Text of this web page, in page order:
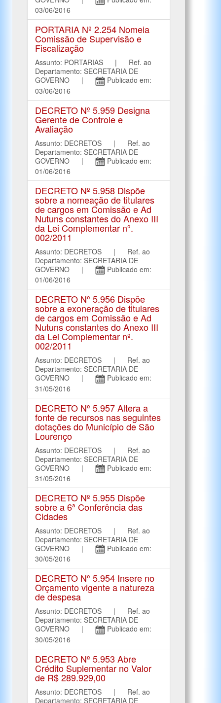
03/06/2016
PORTARIA Nº 2.254 Nomeia
Comissão de Supervisão e
Fiscalização
Assunto: PORTARIAS | Ref. ao
Departamento: SECRETARIA DE
GOVERNO |
Publicado em:
03/06/2016
DECRETO Nº 5.959 Designa
Gerente de Controle e
Avaliação
Assunto: DECRETOS | Ref. ao
Departamento: SECRETARIA DE
GOVERNO |
Publicado em:
01/06/2016
DECRETO Nº 5.958 Dispõe
sobre a nomeação de titulares
de cargos em Comissão e Ad
Nutuns constantes do Anexo III
da Lei Complementar nº.
002/2011
Assunto: DECRETOS | Ref. ao
Departamento: SECRETARIA DE
GOVERNO |
Publicado em:
01/06/2016
DECRETO Nº 5.956 Dispõe
sobre a exoneração de titulares
de cargos em Comissão e Ad
Nutuns constantes do Anexo III
da Lei Complementar nº.
002/2011
Assunto: DECRETOS | Ref. ao
Departamento: SECRETARIA DE
GOVERNO |
Publicado em:
31/05/2016
DECRETO Nº 5.957 Altera a
fonte de recursos nas seguintes
dotações do Município de São
Lourenço
Assunto: DECRETOS | Ref. ao
Departamento: SECRETARIA DE
GOVERNO |
Publicado em:
31/05/2016
DECRETO Nº 5.955 Dispõe
sobre a 6ª Conferência das
Cidades
Assunto: DECRETOS | Ref. ao
Departamento: SECRETARIA DE
GOVERNO |
Publicado em:
30/05/2016
DECRETO Nº 5.954 Insere no
Orçamento vigente a natureza
de despesa
Assunto: DECRETOS | Ref. ao
Departamento: SECRETARIA DE
GOVERNO |
Publicado em:
30/05/2016
DECRETO Nº 5.953 Abre
Crédito Suplementar no Valor
de R$ 289.929,00
Assunto: DECRETOS | Ref. ao
Departamento: SECRETARIA DE